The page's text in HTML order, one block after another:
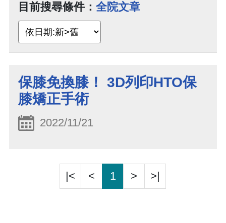
目前搜尋條件： 全院文章
保膝免換膝！ 3D列印HTO保
膝矯正手術
2022/11/21
|< < 1 > >|